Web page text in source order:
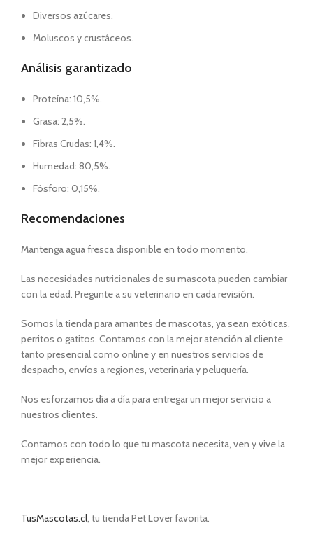
Diversos azúcares.
Moluscos y crustáceos.
Análisis garantizado
Proteína: 10,5%.
Grasa: 2,5%.
Fibras Crudas: 1,4%.
Humedad: 80,5%.
Fósforo: 0,15%.
Recomendaciones
Mantenga agua fresca disponible en todo momento.
Las necesidades nutricionales de su mascota pueden cambiar
con la edad. Pregunte a su veterinario en cada revisión.
Somos la tienda para amantes de mascotas, ya sean exóticas,
perritos o gatitos. Contamos con la mejor atención al cliente
tanto presencial como online y en nuestros servicios de
despacho, envíos a regiones, veterinaria y peluquería.
Nos esforzamos día a día para entregar un mejor servicio a
nuestros clientes.
Contamos con todo lo que tu mascota necesita, ven y vive la
mejor experiencia.
TusMascotas.cl, tu tienda Pet Lover favorita.